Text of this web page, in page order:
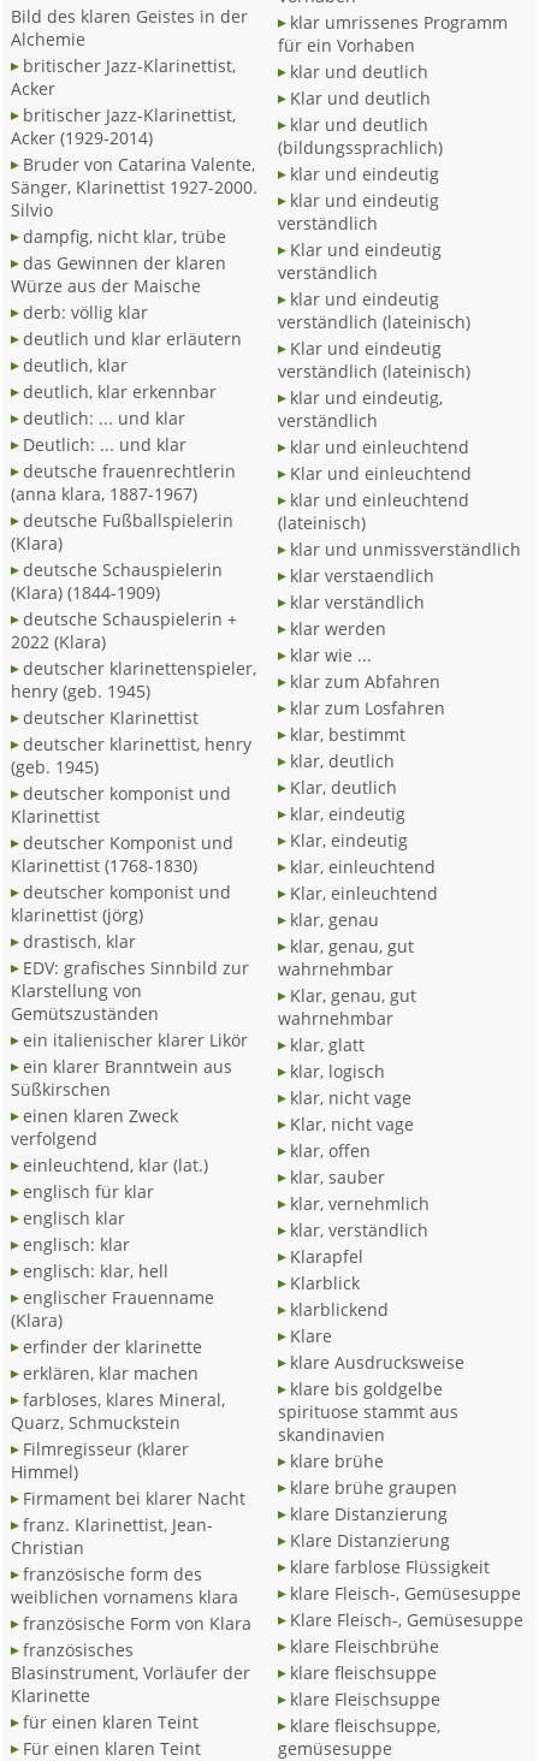
Bild des klaren Geistes in der
Alchemie
britischer Jazz-Klarinettist,
Acker
britischer Jazz-Klarinettist,
Acker (1929-2014)
Bruder von Catarina Valente,
Sänger, Klarinettist 1927-2000.
Silvio
dampfig, nicht klar, trübe
das Gewinnen der klaren
Würze aus der Maische
derb: völlig klar
deutlich und klar erläutern
deutlich, klar
deutlich, klar erkennbar
deutlich: ... und klar
Deutlich: ... und klar
deutsche frauenrechtlerin
(anna klara, 1887-1967)
deutsche Fußballspielerin
(Klara)
deutsche Schauspielerin
(Klara) (1844-1909)
deutsche Schauspielerin +
2022 (Klara)
deutscher klarinettenspieler,
henry (geb. 1945)
deutscher Klarinettist
deutscher klarinettist, henry
(geb. 1945)
deutscher komponist und
Klarinettist
deutscher Komponist und
Klarinettist (1768-1830)
deutscher komponist und
klarinettist (jörg)
drastisch, klar
EDV: grafisches Sinnbild zur
Klarstellung von
Gemütszuständen
ein italienischer klarer Likör
ein klarer Branntwein aus
Süßkirschen
einen klaren Zweck
verfolgend
einleuchtend, klar (lat.)
englisch für klar
englisch klar
englisch: klar
englisch: klar, hell
englischer Frauenname
(Klara)
erfinder der klarinette
erklären, klar machen
farbloses, klares Mineral,
Quarz, Schmuckstein
Filmregisseur (klarer
Himmel)
Firmament bei klarer Nacht
franz. Klarinettist, Jean-
Christian
französische form des
weiblichen vornamens klara
französische Form von Klara
französisches
Blasinstrument, Vorläufer der
Klarinette
für einen klaren Teint
Für einen klaren Teint
klar umrissenes Programm
für ein Vorhaben
klar und deutlich
Klar und deutlich
klar und deutlich
(bildungssprachlich)
klar und eindeutig
klar und eindeutig
verständlich
Klar und eindeutig
verständlich
klar und eindeutig
verständlich (lateinisch)
Klar und eindeutig
verständlich (lateinisch)
klar und eindeutig,
verständlich
klar und einleuchtend
Klar und einleuchtend
klar und einleuchtend
(lateinisch)
klar und unmissverständlich
klar verstaendlich
klar verständlich
klar werden
klar wie ...
klar zum Abfahren
klar zum Losfahren
klar, bestimmt
klar, deutlich
Klar, deutlich
klar, eindeutig
Klar, eindeutig
klar, einleuchtend
Klar, einleuchtend
klar, genau
klar, genau, gut
wahrnehmbar
Klar, genau, gut
wahrnehmbar
klar, glatt
klar, logisch
klar, nicht vage
Klar, nicht vage
klar, offen
klar, sauber
klar, vernehmlich
klar, verständlich
Klarapfel
Klarblick
klarblickend
Klare
klare Ausdrucksweise
klare bis goldgelbe
spirituose stammt aus
skandinavien
klare brühe
klare brühe graupen
klare Distanzierung
Klare Distanzierung
klare farblose Flüssigkeit
klare Fleisch-, Gemüsesuppe
Klare Fleisch-, Gemüsesuppe
klare Fleischbrühe
klare fleischsuppe
klare Fleischsuppe
klare fleischsuppe,
gemüsesuppe